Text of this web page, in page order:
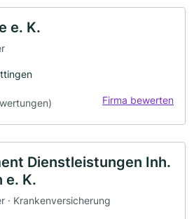
e. K.
Firma bewerten
Dienstleistungen Inh.
e. K.
· Krankenversicherung